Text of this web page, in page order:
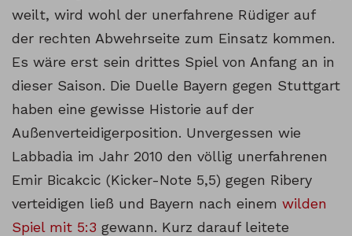
weilt, wird wohl der unerfahrene Rüdiger auf
der rechten Abwehrseite zum Einsatz kommen.
Es wäre erst sein drittes Spiel von Anfang an in
dieser Saison. Die Duelle Bayern gegen Stuttgart
haben eine gewisse Historie auf der
Außenverteidigerposition. Unvergessen wie
Labbadia im Jahr 2010 den völlig unerfahrenen
Emir Bicakcic (Kicker-Note 5,5) gegen Ribery
verteidigen ließ und Bayern nach einem wilden
Spiel mit 5:3 gewann. Kurz darauf leitete